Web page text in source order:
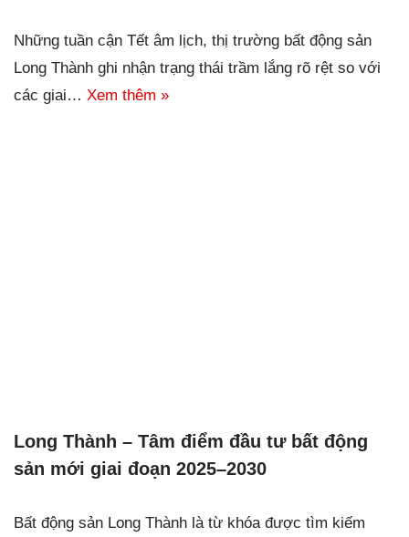
Những tuần cận Tết âm lịch, thị trường bất động sản
Long Thành ghi nhận trạng thái trầm lắng rõ rệt so với
các giai… Xem thêm »
Long Thành – Tâm điểm đầu tư bất động
sản mới giai đoạn 2025–2030
Bất động sản Long Thành là từ khóa được tìm kiếm